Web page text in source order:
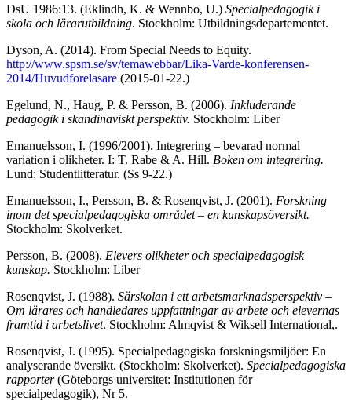
DsU 1986:13. (Eklindh, K. & Wennbo, U.) Specialpedagogik i
skola och lärarutbildning. Stockholm: Utbildningsdepartementet.
Dyson, A. (2014). From Special Needs to Equity.
http://www.spsm.se/sv/temawebbar/Lika-Varde-konferensen-
2014/Huvudforelasare (2015-01-22.)
Egelund, N., Haug, P. & Persson, B. (2006). Inkluderande
pedagogik i skandinaviskt perspektiv. Stockholm: Liber
Emanuelsson, I. (1996/2001). Integrering – bevarad normal
variation i olikheter. I: T. Rabe & A. Hill. Boken om integrering.
Lund: Studentlitteratur. (Ss 9-22.)
Emanuelsson, I., Persson, B. & Rosenqvist, J. (2001). Forskning
inom det specialpedagogiska området – en kunskapsöversikt.
Stockholm: Skolverket.
Persson, B. (2008). Elevers olikheter och specialpedagogisk
kunskap. Stockholm: Liber
Rosenqvist, J. (1988). Särskolan i ett arbetsmarknadsperspektiv –
Om lärares och handledares uppfattningar av arbete och elevernas
framtid i arbetslivet. Stockholm: Almqvist & Wiksell International,.
Rosenqvist, J. (1995). Specialpedagogiska forskningsmiljöer: En
analyserande översikt. (Stockholm: Skolverket). Specialpedagogiska
rapporter(Göteborgs universitet: Institutionen för
specialpedagogik), Nr 5.